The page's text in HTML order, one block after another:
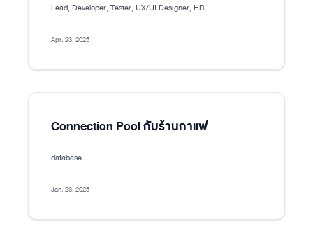
Lead, Developer, Tester, UX/UI Designer, HR
Apr. 23, 2025
Connection Pool กับร้านกาแฟ
database
Jan. 23, 2025